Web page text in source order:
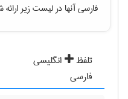
فارسی آنها در لیست زیر ارائه
تلفظ
انگلیسی
فارسی